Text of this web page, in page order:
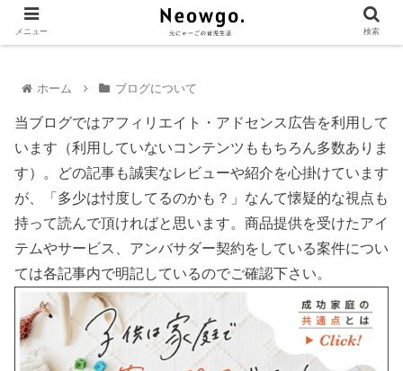
ホーム ブログについて
当ブログではアフィリエイト・アドセンス広告を利用して
います（利用していないコンテンツももちろん多数ありま
す）。どの記事も誠実なレビューや紹介を心掛けています
が、「多少は忖度してるのかも？」なんて懐疑的な視点も
持って読んで頂ければと思います。商品提供を受けたアイ
テムやサービス、アンバサダー契約をしている案件につい
ては各記事内で明記しているのでご確認下さい。
メニュー 検索